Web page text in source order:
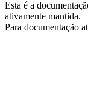
Esta é a
ativamente mantida.
Para documentação